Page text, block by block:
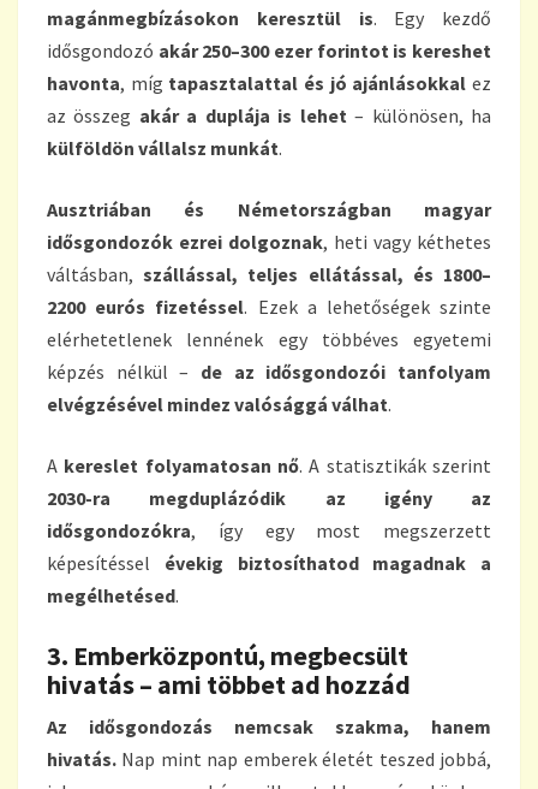
magánmegbízásokon keresztül is. Egy kezdő
idősgondozó akár 250–300 ezer forintot is kereshet
havonta, míg tapasztalattal és jó ajánlásokkal ez
az összeg akár a duplája is lehet– különösen, ha
külföldön vállalsz munkát.
Ausztriában és Németországban magyar
idősgondozók ezrei dolgoznak, heti vagy kéthetes
váltásban,szállással, teljes ellátással, és 1800–
2200 eurós fizetéssel. Ezek a lehetőségek szinte
elérhetetlenek lennének egy többéves egyetemi
képzés nélkül – de az idősgondozói tanfolyam
elvégzésével mindez valósággá válhat.
A kereslet folyamatosan nő. A statisztikák szerint
2030-ra megduplázódik az igény az
idősgondozókra, így egy most megszerzett
képesítéssel évekig biztosíthatod magadnak a
megélhetésed.
3. Emberközpontú, megbecsült
hivatás – ami többet ad hozzád
Az idősgondozás nemcsak szakma, hanem
hivatás. Nap mint nap emberek életét teszed jobbá,